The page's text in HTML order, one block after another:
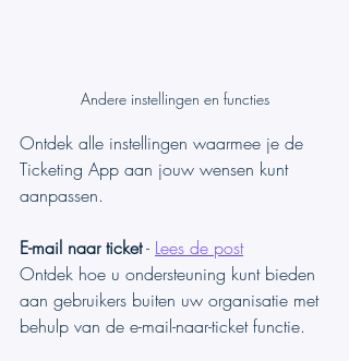
Andere instellingen en functies
Ontdek alle instellingen waarmee je de
Ticketing App aan jouw wensen kunt
aanpassen.
E-mail naar ticket - Lees de post
Ontdek hoe u ondersteuning kunt bieden
aan gebruikers buiten uw organisatie met
behulp van de e-mail-naar-ticket functie.